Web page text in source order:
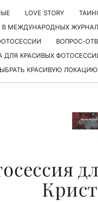
LОVE STORY
МЕЖДУНАРОДНЫХ
ВОПРОС-
ДЛЯ КРАСИВЫХ
КРАСИВУЮ